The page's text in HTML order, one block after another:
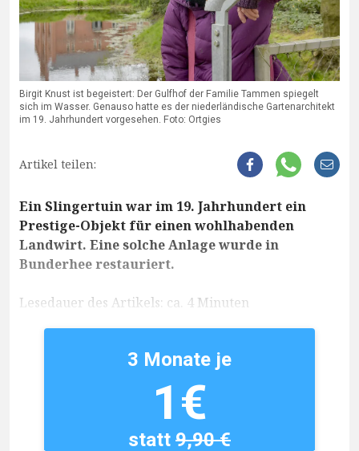
Birgit Knust ist begeistert: Der Gulfhof der Familie Tammen spiegelt
sich im Wasser. Genauso hatte es der niederländische Gartenarchitekt
im 19. Jahrhundert vorgesehen. Foto: Ortgies
Artikel teilen:
Ein Slingertuin war im 19. Jahrhundert ein
Prestige-Objekt für einen wohlhabenden
Landwirt. Eine solche Anlage wurde in
Bunderhee restauriert.
Lesedauer des Artikels: ca. 4 Minuten
3 Monate je
1€
statt9,90 €